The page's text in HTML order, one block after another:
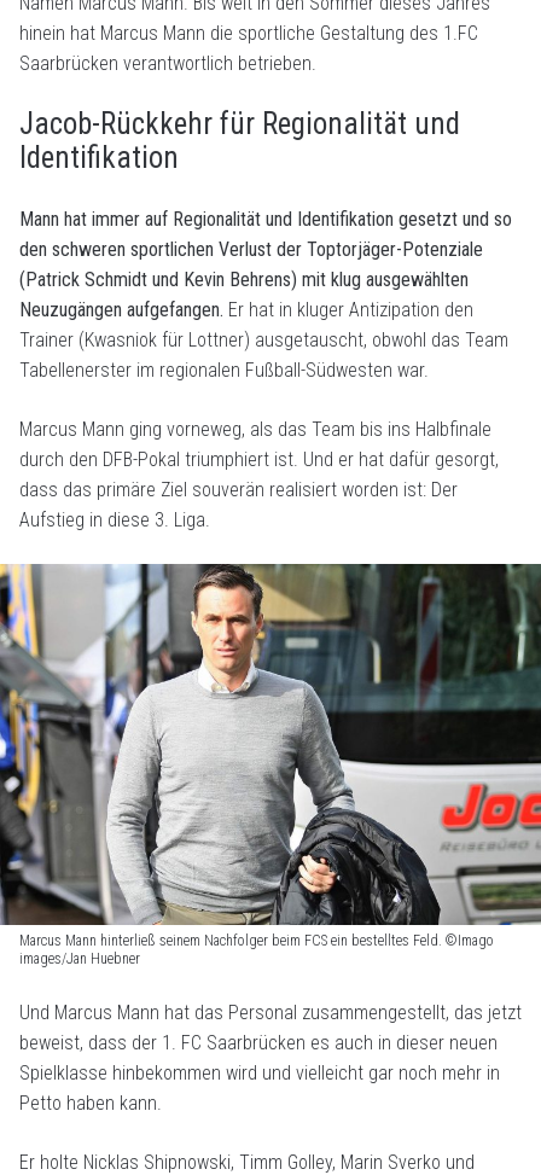
hinein hat Marcus Mann die sportliche Gestaltung des 1.FC
Saarbrücken verantwortlich betrieben.
Jacob-Rückkehr für Regionalität und
Identifikation
Mann hat immer auf Regionalität und Identifikation gesetzt und so
den schweren sportlichen Verlust der Toptorjäger-Potenziale
(Patrick Schmidt und Kevin Behrens) mit klug ausgewählten
Neuzugängen aufgefangen. Er hat in kluger Antizipation den
Trainer (Kwasniok für Lottner) ausgetauscht, obwohl das Team
Tabellenerster im regionalen Fußball-Südwesten war.
Marcus Mann ging vorneweg, als das Team bis ins Halbfinale
durch den DFB-Pokal triumphiert ist. Und er hat dafür gesorgt,
dass das primäre Ziel souverän realisiert worden ist: Der
Aufstieg in diese 3. Liga.
Marcus Mann hinterließ seinem Nachfolger beim FCS ein bestelltes Feld. ©Imago
images/Jan Huebner
Und Marcus Mann hat das Personal zusammengestellt, das jetzt
beweist, dass der 1. FC Saarbrücken es auch in dieser neuen
Spielklasse hinbekommen wird und vielleicht gar noch mehr in
Petto haben kann.
Er holte Nicklas Shipnowski, Timm Golley, Marin Sverko und